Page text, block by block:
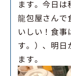
ます。今日
龍包屋さんで
いしい！食
す。）、明日
ます。